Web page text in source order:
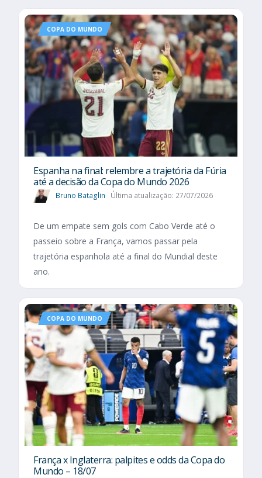
COPA DO MUNDO
Espanha na final: relembre a trajetória da Fúria
até a decisão da Copa do Mundo 2026
Bruno Bataglin Última atualização: 27/07/2026
De um empate sem gols com Cabo Verde até o
passeio sobre a França, vamos passar pela
trajetória espanhola até a final do Mundial deste
ano.
COPA DO MUNDO
França x Inglaterra: palpites e odds da Copa do
Mundo – 18/07